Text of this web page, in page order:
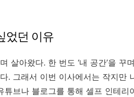
었던 이유
살아왔다. 한 번도 ‘내 공간’을
. 그래서 이번 이사에서는 작지만
브나 블로그를 통해 셀프 인테리